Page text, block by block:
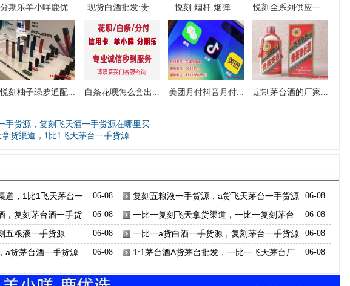
分期乐羊小咩鹿优... 现货白酒批发:贵... 悦刻 烟杆 烟弹... 悦刻全系列供应一...
悦刻柚子绿萝通配... 白条花呗怎么套出... 美团月付抖音月付... 定制茅台酒的厂家...
手货源，复刻飞天酒一手货源在哪里买
货渠道，1比1飞天茅台一手货源
06-08
道，1比1飞天茅台一 06-08
复刻五粮液一手货源，a货飞天茅台一手货源
渠道
06-08
，复刻茅台酒一手货 06-08
一比一复刻飞天拿货渠道，一比一复刻茅台
酒
06-08
五粮液一手货源 06-08
一比一a货白酒一手货源，复刻茅台一手货源
批发
06-08
a货茅台酒一手货源 06-08
1:1茅台酒A货茅台批发，一比一飞天茅台厂